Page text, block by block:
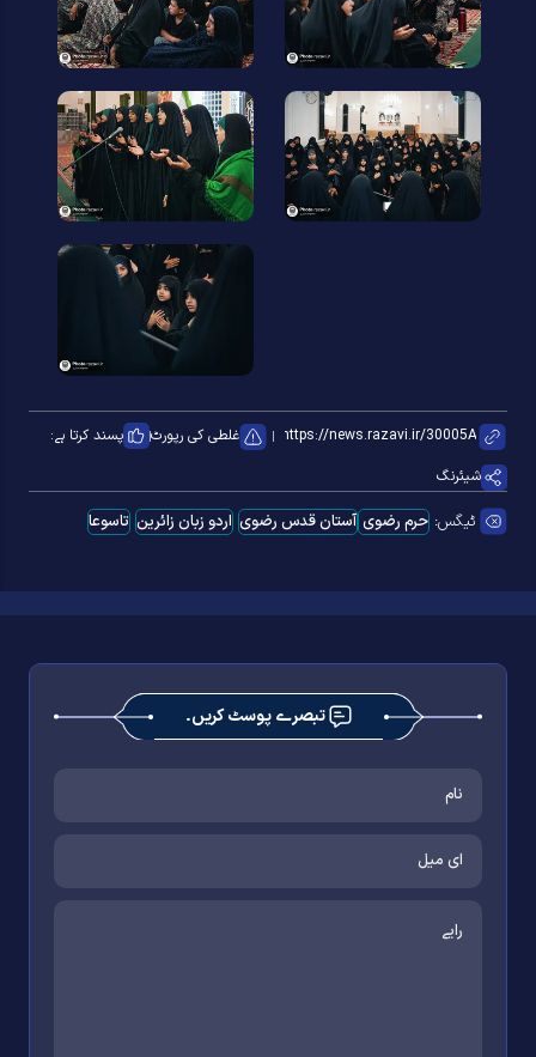
غلطی کی رپورٹ
پسند کرتا ہے:
شیئرنگ
ٹیگس: حرم رضوی آستان قدس رضوی اردو زبان زائرین تاسوعا
تبصرے پوسٹ کریں۔